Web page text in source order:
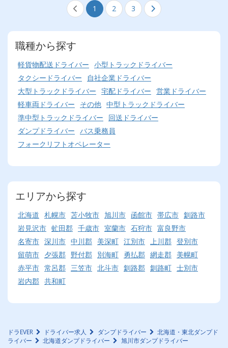
1 2 3
職種から探す
軽貨物配送ドライバー 小型トラックドライバー
タクシードライバー
自社企業ドライバー
大型トラックドライバー 宅配ドライバー 営業ドライバー
軽車両ドライバー
その他 中型トラックドライバー
準中型トラックドライバー
回送ドライバー
ダンプドライバー バス乗務員
フォークリフトオペレーター
エリアから探す
北海道 札幌市 苫小牧市 旭川市 函館市 帯広市 釧路市
岩見沢市 虻田郡 千歳市 室蘭市 石狩市 富良野市
名寄市 深川市 中川郡 美深町 江別市 上川郡 登別市
留萌市 夕張郡 野付郡 別海町 勇払郡 網走郡 美幌町
赤平市 常呂郡 三笠市 北斗市 釧路郡 釧路町 士別市
岩内郡 共和町
ドラEVER ドライバー求人 ダンプドライバー
北海道・東北ダンプド
ライバー
北海道ダンプドライバー 旭川市ダンプドライバー